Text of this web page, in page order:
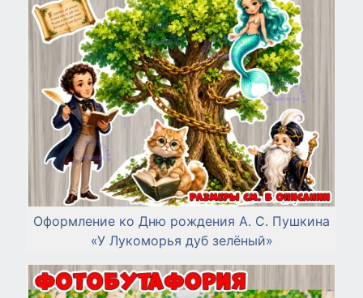
Оформление ко Дню рождения А. С. Пушкина
«У Лукоморья дуб зелёный»